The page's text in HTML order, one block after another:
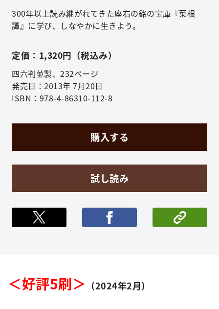
300年以上読み継がれてきた座右の銘の宝庫『菜根
譚』に学び、しなやかに生きよう。
定価：1,320円（税込み）
四六判並製、232ページ
発売日：2013年 7月20日
ISBN：978-4-86310-112-8
購入する
試し読み
ポストする シェア
＜好評5刷＞ （2024年2月）